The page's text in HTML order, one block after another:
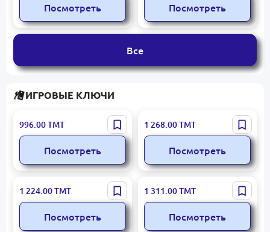
Посмотреть Посмотреть
Все
ИГРОВЫЕ КЛЮЧИ
Train Sim World 5
996.00ТМТ
Посмотреть
Horizon Forbidden West
1 268.00ТМТ
Посмотреть
Sid Meiers Civilization VI
1 224.00ТМТ
Посмотреть
God of War Ragnarok
1 311.00ТМТ
Посмотреть